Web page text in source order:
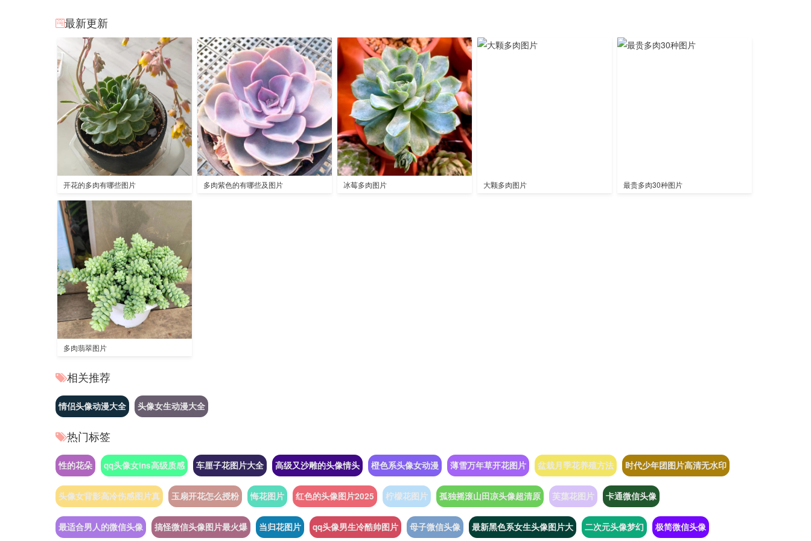
最新更新
开花的多肉有哪些图片 多肉紫色的有哪些及图片 冰莓多肉图片 大颗多肉图片 最贵多肉30种图片
多肉翡翠图片
相关推荐
情侣头像动漫大全 头像女生动漫大全
热门标签
性的花朵 qq头像女ins高级质感 车厘子花图片大全 高级又沙雕的头像情头 橙色系头像女动漫 薄雪万年草开花图片 盆栽月季花养殖方法 时代少年团图片高清无水印
头像女背影高冷伤感图片真 玉扇开花怎么授粉 悔花图片 红色的头像图片2025 柠檬花图片 孤独摇滚山田凉头像超清原 芙蕖花图片 卡通微信头像
最适合男人的微信头像 搞怪微信头像图片最火爆 当归花图片 qq头像男生冷酷帅图片 母子微信头像 最新黑色系女生头像图片大 二次元头像梦幻 极简微信头像